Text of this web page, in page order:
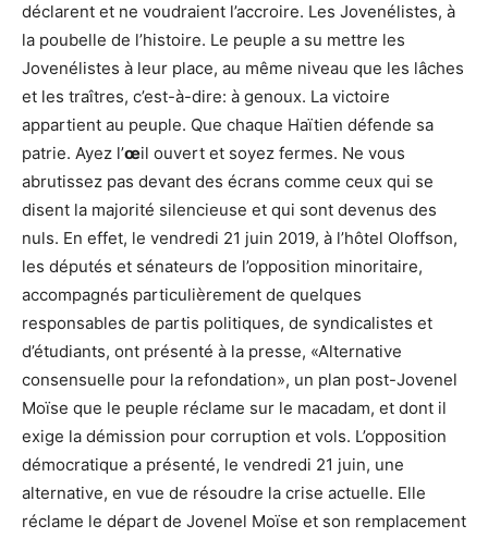
déclarent et ne voudraient l’accroire. Les Jovenélistes, à
la poubelle de l’histoire. Le peuple a su mettre les
Jovenélistes à leur place, au même niveau que les lâches
et les traîtres, c’est-à-dire: à genoux. La victoire
appartient au peuple. Que chaque Haïtien défende sa
patrie. Ayez l’œil ouvert et soyez fermes. Ne vous
abrutissez pas devant des écrans comme ceux qui se
disent la majorité silencieuse et qui sont devenus des
nuls. En effet, le vendredi 21 juin 2019, à l’hôtel Oloffson,
les députés et sénateurs de l’opposition minoritaire,
accompagnés particulièrement de quelques
responsables de partis politiques, de syndicalistes et
d’étudiants, ont présenté à la presse, «Alternative
consensuelle pour la refondation», un plan post-Jovenel
Moïse que le peuple réclame sur le macadam, et dont il
exige la démission pour corruption et vols. L’opposition
démocratique a présenté, le vendredi 21 juin, une
alternative, en vue de résoudre la crise actuelle. Elle
réclame le départ de Jovenel Moïse et son remplacement